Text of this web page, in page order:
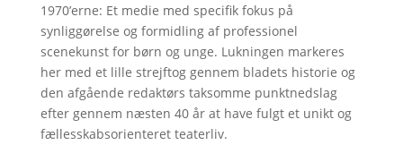
1970’erne: Et medie med specifik fokus på
synliggørelse og formidling af professionel
scenekunst for børn og unge. Lukningen markeres
her med et lille strejftog gennem bladets historie og
den afgående redaktørs taksomme punktnedslag
efter gennem næsten 40 år at have fulgt et unikt og
fællesskabsorienteret teaterliv.